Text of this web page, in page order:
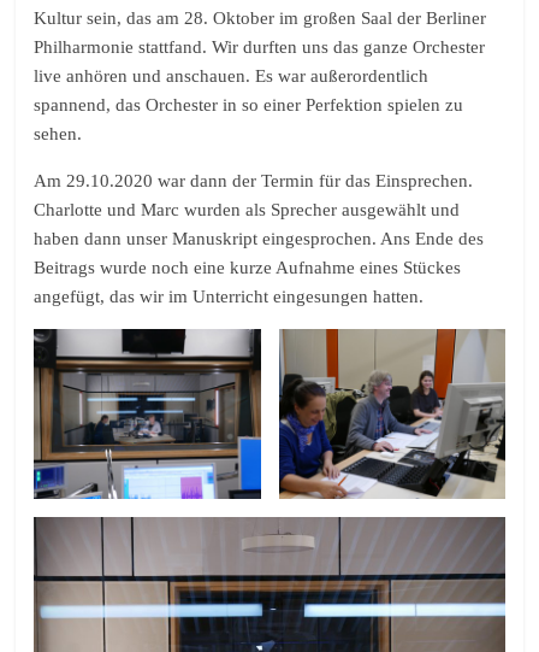
Kultur sein, das am 28. Oktober im großen Saal der Berliner
Philharmonie stattfand. Wir durften uns das ganze Orchester
live anhören und anschauen. Es war außerordentlich
spannend, das Orchester in so einer Perfektion spielen zu
sehen.
Am 29.10.2020 war dann der Termin für das Einsprechen.
Charlotte und Marc wurden als Sprecher ausgewählt und
haben dann unser Manuskript eingesprochen. Ans Ende des
Beitrags wurde noch eine kurze Aufnahme eines Stückes
angefügt, das wir im Unterricht eingesungen hatten.